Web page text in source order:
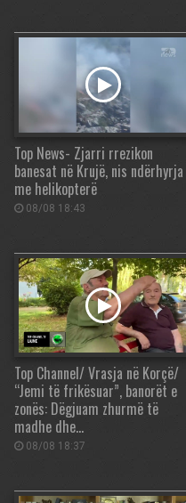
Top News- Zjarri rrezikon
banesat në Krujë, nis ndërhyrja
me helikopterë
08/08 18:43
Top Channel/ Vrasja në Korçë/
“Jemi të frikësuar”, banorët e
zonës: Dëgjuam zhurmë të
madhe dhe…
08/08 18:37